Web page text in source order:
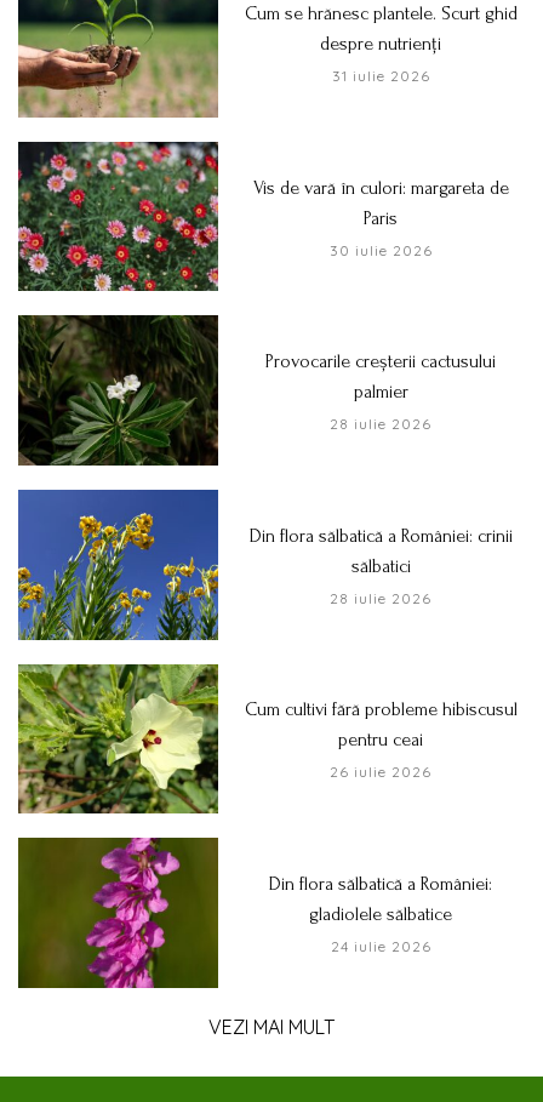
Cum se hrănesc plantele. Scurt ghid
despre nutrienți
31 iulie 2026
Vis de vară în culori: margareta de
Paris
30 iulie 2026
Provocarile creșterii cactusului
palmier
28 iulie 2026
Din flora sălbatică a României: crinii
sălbatici
28 iulie 2026
Cum cultivi fără probleme hibiscusul
pentru ceai
26 iulie 2026
Din flora sălbatică a României:
gladiolele sălbatice
24 iulie 2026
VEZI MAI MULT